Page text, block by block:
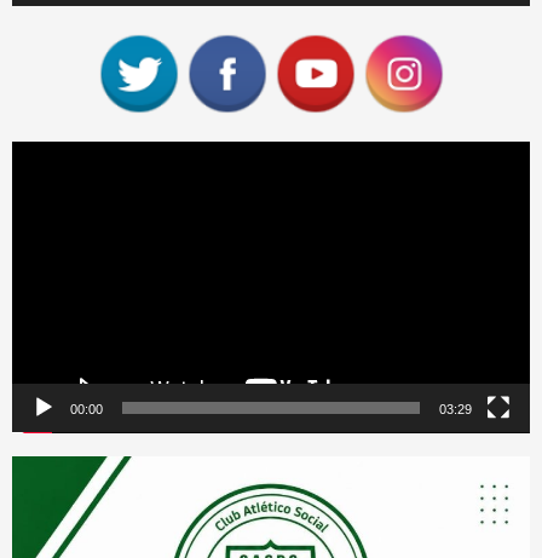
00:00 03:29